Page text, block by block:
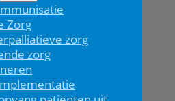
Zorg
zorg
zorg